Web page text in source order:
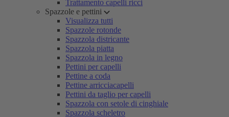
Trattamento capelli ricci
Spazzole e pettini
Visualizza tutti
Spazzole rotonde
Spazzola districante
Spazzola piatta
Spazzola in legno
Pettini per capelli
Pettine a coda
Pettine arricciacapelli
Pettini da taglio per capelli
Spazzola con setole di cinghiale
Spazzola scheletro